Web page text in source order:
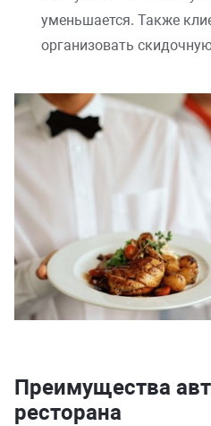
уменьшается. Также
организовать
Преимущества
ресторана